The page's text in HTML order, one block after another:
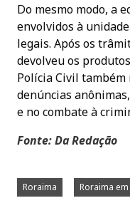
Do mesmo modo, a
envolvidos à
legais. Após os
devolveu os
Polícia Civil
denúncias
e no combate à
Fonte: Da Redação
Roraima Roraima